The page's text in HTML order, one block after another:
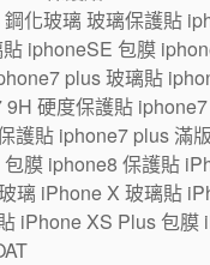
化玻璃 玻璃保護貼
iphoneSE 包膜
plus 玻璃貼
硬度保護貼
護貼 iphone7 plus 滿
膜 iphone8 保護貼
璃 iPhone X 玻璃貼
iPhone XS Plus 包